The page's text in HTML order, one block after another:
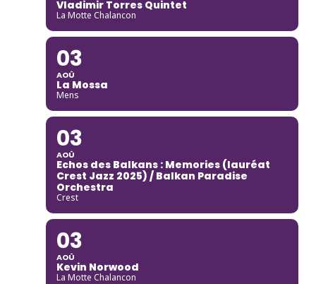
Vladimir Torres Quintet
La Motte Chalancon
03
AOÛ
La Mossa
Mens
03
AOÛ
Echos des Balkans : Memories (lauréat
Crest Jazz 2025) / Balkan Paradise
Orchestra
Crest
03
AOÛ
Kevin Norwood
La Motte Chalancon